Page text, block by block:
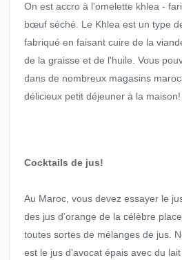
On est accro à l'omelette khlea -
bœuf séché. Le Khlea est un type
fabriqué en faisant cuire de la
de la graisse et de l'huile. Vous
dans de nombreux magasins
délicieux petit déjeuner à la maison!
Cocktails de jus!
Au Maroc, vous devez essayer le
des jus d'orange de la célèbre
toutes sortes de mélanges de jus.
est le jus d'avocat épais avec du